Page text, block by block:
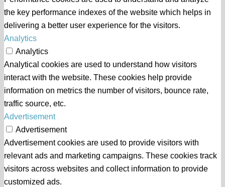
the key performance indexes of the website which helps in
delivering a better user experience for the visitors.
Analytics
Analytics
Analytical cookies are used to understand how visitors
interact with the website. These cookies help provide
information on metrics the number of visitors, bounce rate,
traffic source, etc.
Advertisement
Advertisement
Advertisement cookies are used to provide visitors with
relevant ads and marketing campaigns. These cookies track
visitors across websites and collect information to provide
customized ads.